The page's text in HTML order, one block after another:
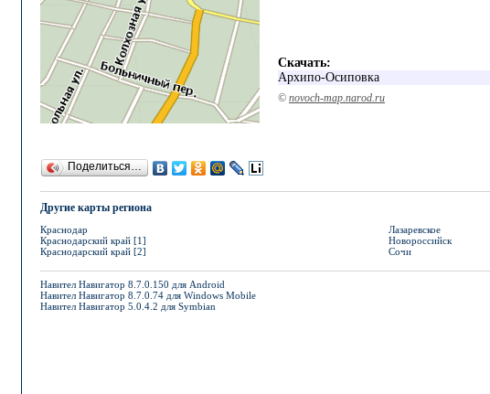
Скачать:
Архипо-Осиповка
© novoch-map.narod.ru
Поделиться…
Другие карты региона
Краснодар
Краснодарский край [1]
Краснодарский край [2]
Лазаревское
Новороссийск
Сочи
Навител Навигатор 8.7.0.150 для Android
Навител Навигатор 8.7.0.74 для Windows Mobile
Навител Навигатор 5.0.4.2 для Symbian